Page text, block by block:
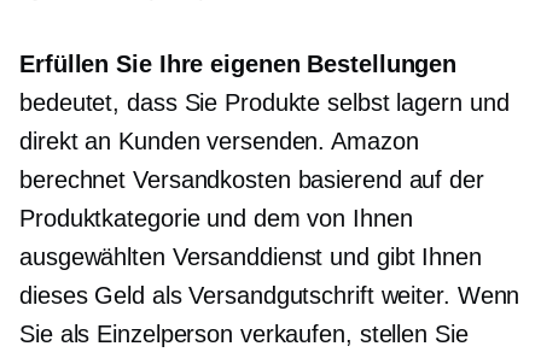
Erfüllen Sie Ihre eigenen Bestellungen
bedeutet, dass Sie Produkte selbst lagern und
direkt an Kunden versenden. Amazon
berechnet Versandkosten basierend auf der
Produktkategorie und dem von Ihnen
ausgewählten Versanddienst und gibt Ihnen
dieses Geld als Versandgutschrift weiter. Wenn
Sie als Einzelperson verkaufen, stellen Sie